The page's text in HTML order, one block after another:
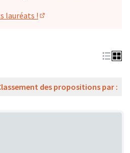
lauréats !
des propositions par :